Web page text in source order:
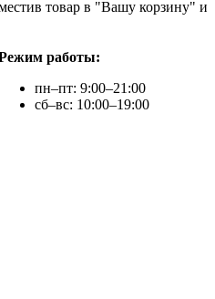
товар в "Вашу корзину" и
работы:
пн–пт: 9:00–21:00
сб–вс: 10:00–19:00